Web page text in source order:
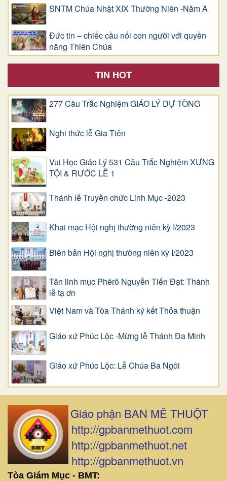
SNTM Chúa Nhật XIX Thường Niên -Năm A
Đức tin – chiếc cầu nối con người với quyền
năng Thiên Chúa
TIN HOT
277 Câu Trắc Nghiệm GIÁO LÝ DỰ TÒNG
Nghi thức lễ Gia Tiên
Vui Học Giáo Lý 531 Câu Trắc Nghiệm XƯNG
TỘI & RƯỚC LỄ 1
Thánh lễ Truyền chức Linh Mục -2023
Khai mạc Hội nghị thường niên kỳ I/2023
Biên bản Hội nghị thường niên kỳ I/2023
Tân linh mục Phêrô Nguyễn Tiến Đạt: Thánh
lễ tạ ơn
Việt Nam và Tòa Thánh ký kết Thỏa thuận
Giáo xứ Phúc Lộc -Mừng lễ Thánh Đa Minh
Giáo xứ Phúc Lộc: Lễ Chúa Ba Ngôi
Giáo phận BAN MÊ THUỘT
http://gpbanmethuot.com
http://gpbanmethuot.net
http://gpbanmethuot.vn
Tòa Giám Mục - BMT: